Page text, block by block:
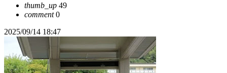
thumb_up 49
comment0
2025/09/14 18:47